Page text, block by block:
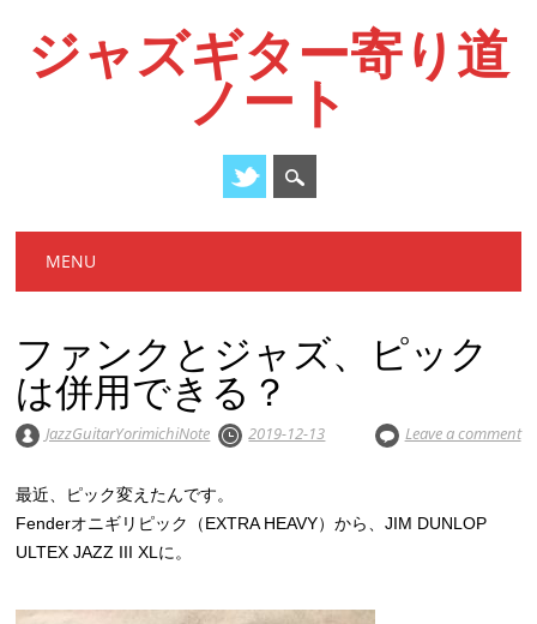
ジャズギター寄り道
ノート
Main menu
MENU
ファンクとジャズ、ピック
は併用できる？
JazzGuitarYorimichiNote 2019-12-13 Leave a comment
最近、ピック変えたんです。
Fenderオニギリピック（EXTRA HEAVY）から、JIM DUNLOP
ULTEX JAZZ III XLに。